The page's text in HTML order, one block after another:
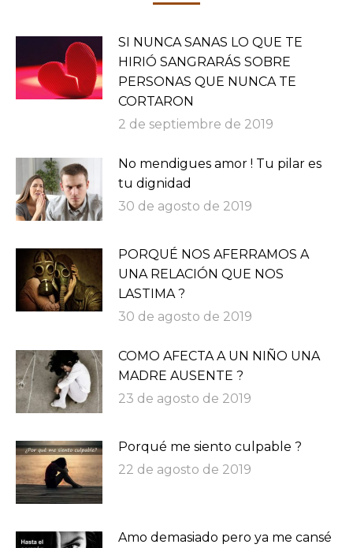
SI NUNCA SANAS LO QUE TE
HIRIÓ SANGRARÁS SOBRE
PERSONAS QUE NUNCA TE
CORTARON
2 de septiembre de 2019
No mendigues amor ! Tu pilar es
tu dignidad
30 de agosto de 2019
PORQUÉ NOS AFERRAMOS A
UNA RELACIÓN QUE NOS
LASTIMA ?
30 de agosto de 2019
COMO AFECTA A UN NIÑO UNA
MADRE AUSENTE ?
23 de agosto de 2019
Porqué me siento culpable ?
22 de agosto de 2019
Amo demasiado pero ya me cansé